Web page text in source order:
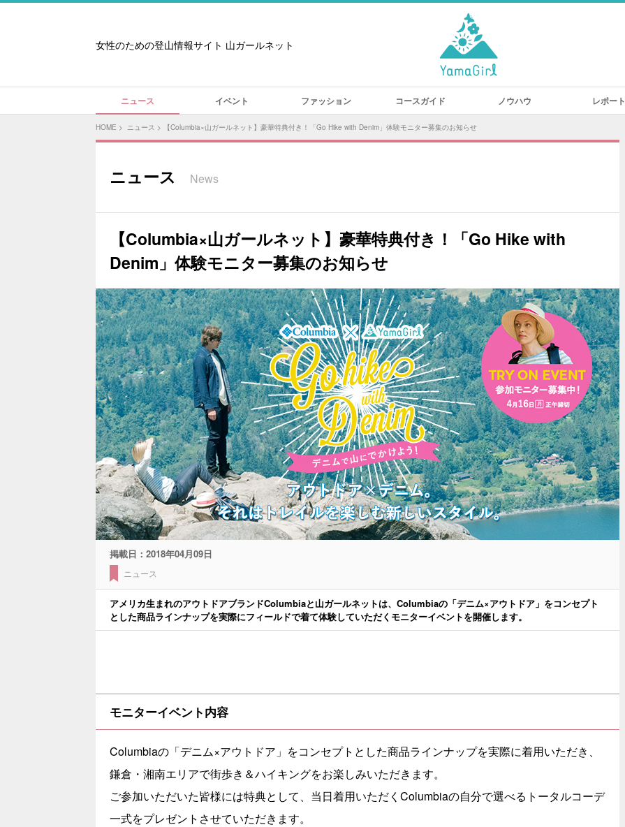
女性のための登山情報サイト 山ガールネット
ニュース イベント ファッション コースガイド ノウハウ レポート
HOME > ニュース > 【Columbia×山ガールネット】豪華特典付き！「Go Hike with Denim」体験モニター募集のお知らせ
ニュース News
【Columbia×山ガールネット】豪華特典付き！「Go Hike with
Denim」体験モニター募集のお知らせ
掲載日： 2018年04月09日
ニュース
アメリカ生まれのアウトドアブランドColumbiaと山ガールネットは、Columbiaの「デニム×アウトドア」をコンセプト
とした商品ラインナップを実際にフィールドで着て体験していただくモニターイベントを開催します。
モニターイベント内容
Columbiaの「デニム×アウトドア」をコンセプトとした商品ラインナップを実際に着用いただき、
鎌倉・湘南エリアで街歩き＆ハイキングをお楽しみいただきます。
ご参加いただいた皆様には特典として、当日着用いただくColumbiaの自分で選べるトータルコーデ
一式をプレゼントさせていただきます。